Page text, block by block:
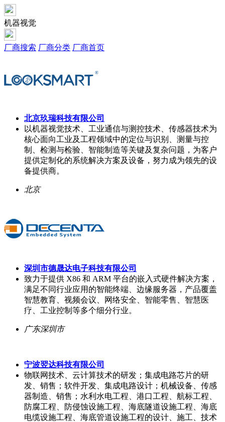
机器视觉
厂商搜索 厂商分类 厂商首页
北京玖瑞科技有限公司
以机器视觉技术、工业通信与测控技术、传感器技术为
核心面向工业及工程领域中的定位与识别、测量与控
制、检测与检验、智能制造等关键及复杂问题，为客户
提供定制化的系统解决方案及设备，努力成为领先的设
备提供商。
北京
深圳市德晟达电子科技有限公司
致力于提供 X86 和 ARM 平台的嵌入式硬件解决方案，
满足不同行业应用的智能终端、边缘服务器，产品覆盖
智慧教育、视频会议、网络安全、智能零售、智慧医
疗、工业控制等多个细分行业。
广东深圳市
宁波翌达科技有限公司
物联网技术、云计算技术的研发；集成电路芯片的研
发、销售；软件开发、集成电路设计；机械设备、传感
器制造、销售；水利水电工程、港口工程、航标工程、
防腐工程、防侵蚀设施工程、海底隧道设施工程、海底
电缆设施工程、海底管道设施工程的设计、施工、技术